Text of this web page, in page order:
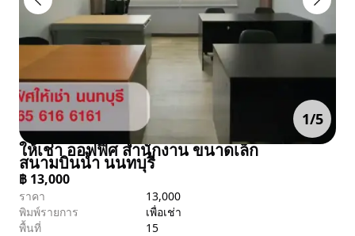
1/5
ให้เช่า ออฟฟิศ สำนักงาน ขนาดเล็ก
สนามบินน้ำ นนทบุรี
฿ 13,000
ราคา
13,000
พิมพ์รายการ
เพื่อเช่า
พื้นที่
15